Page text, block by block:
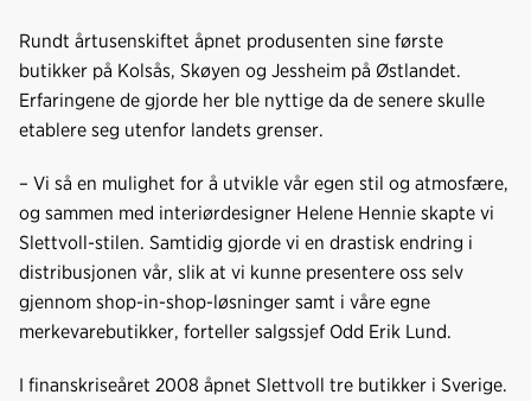
Rundt årtusenskiftet åpnet produsenten sine første
butikker på Kolsås, Skøyen og Jessheim på Østlandet.
Erfaringene de gjorde her ble nyttige da de senere skulle
etablere seg utenfor landets grenser.
– Vi så en mulighet for å utvikle vår egen stil og atmosfære,
og sammen med interiørdesigner Helene Hennie skapte vi
Slettvoll-stilen. Samtidig gjorde vi en drastisk endring i
distribusjonen vår, slik at vi kunne presentere oss selv
gjennom shop-in-shop-løsninger samt i våre egne
merkevarebutikker, forteller salgssjef Odd Erik Lund.
I finanskriseåret 2008 åpnet Slettvoll tre butikker i Sverige.